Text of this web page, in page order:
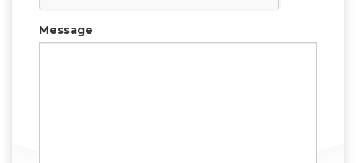
Message